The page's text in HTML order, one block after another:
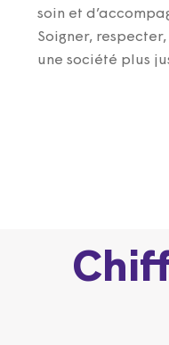
soin et
Soigner,
une société plus